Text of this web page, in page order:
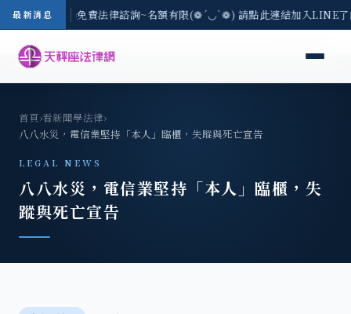
最新消息
-8/3(一) 現場免費法律諮詢~名額有限(❁´◡`❁) 請點此連結加入LINE
首頁›看新聞學法律›
八八水災，電信業堅持「本人」臨櫃，失蹤與死亡宣告
LEGAL NEWS
八八水災，電信業堅持「本人」臨櫃，失
蹤與死亡宣告